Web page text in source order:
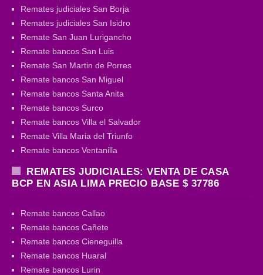
Remates judiciales San Borja
Remates judiciales San Isidro
Remate San Juan Lurigancho
Remate bancos San Luis
Remate San Martin de Porres
Remate bancos San Miguel
Remate bancos Santa Anita
Remate bancos Surco
Remate bancos Villa el Salvador
Remate Villa Maria del Triunfo
Remate bancos Ventanilla
REMATES JUDICIALES: VENTA DE CASA
BCP EN ASIA LIMA PRECIO BASE $ 37786
Remate bancos Callao
Remate bancos Cañete
Remate bancos Cieneguilla
Remate bancos Huaral
Remate bancos Lurin